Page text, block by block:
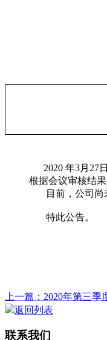
2020 年3月27
根据会议审核结
目前，公司尚未
特此公告。
上一篇：2020年第三
返回列表
联系我们